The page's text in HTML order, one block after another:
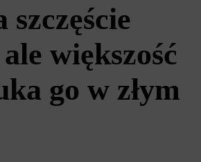
większość
go w złym